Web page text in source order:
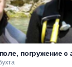
погружение с